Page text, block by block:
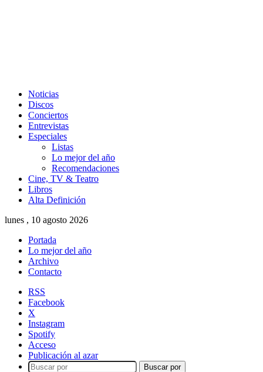
Noticias
Discos
Conciertos
Entrevistas
Especiales
Listas
Lo mejor del año
Recomendaciones
Cine, TV & Teatro
Libros
Alta Definición
lunes , 10 agosto 2026
Portada
Lo mejor del año
Archivo
Contacto
RSS
Facebook
X
Instagram
Spotify
Acceso
Publicación al azar
Buscar por